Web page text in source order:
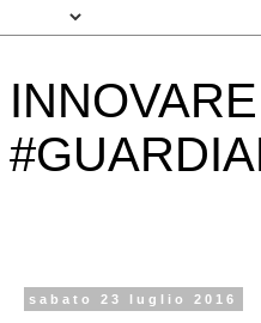
sabato 23 luglio 2016